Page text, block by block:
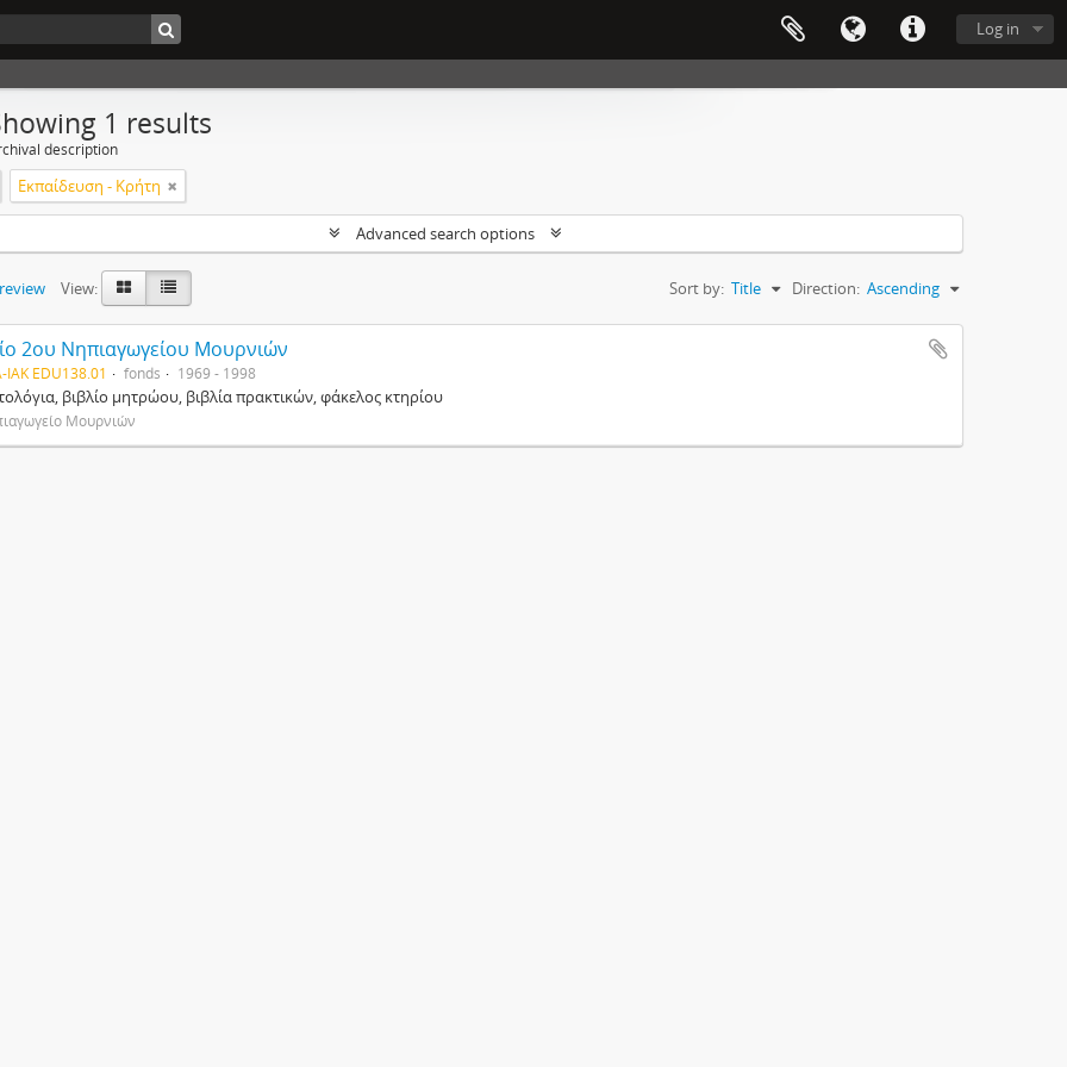
Log in
1 results
description
Εκπαίδευση - Κρήτη
Advanced search options
View: Sort by: Title Direction: Ascending
2ου Νηπιαγωγείου Μουρνιών
IAK EDU138.01 fonds 1969 - 1998
βιβλίο μητρώου, βιβλία πρακτικών, φάκελος κτηρίου
Μουρνιών